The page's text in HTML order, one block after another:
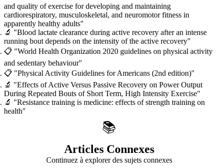
and quality of exercise for developing and maintaining
cardiorespiratory, musculoskeletal, and neuromotor fitness in
apparently healthy adults"
🔬 "Blood lactate clearance during active recovery after an intense
running bout depends on the intensity of the active recovery"
📋 "World Health Organization 2020 guidelines on physical activity
and sedentary behaviour"
📋 "Physical Activity Guidelines for Americans (2nd edition)"
🔬 "Effects of Active Versus Passive Recovery on Power Output
During Repeated Bouts of Short Term, High Intensity Exercise"
🔬 "Resistance training is medicine: effects of strength training on
health"
📚
Articles Connexes
Continuez à explorer des sujets connexes